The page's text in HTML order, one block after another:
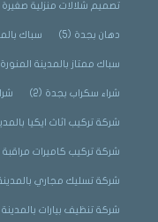
تصميم شلالات منزلية صغيرة
دهان بجدة (5) سباك
سباك ممتاز بالمدينة المنورة
شراء سكراب بجدة (2)
شركة تركيب اثاث ايكيا
شركة تركيب كاميرات مراقبة
شركة تسليك مجاري
شركة تنظيف بيارات بالمدينة